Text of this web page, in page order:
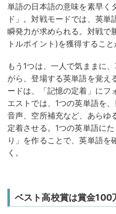
単語の日本語の意味を素早く
ド」。対戦モードでは、英単
瞬発力が求められる。対戦で
トルポイント)を獲得すること
もう1つは、一人で気ままに
がら、登場する英単語を覚え
ードは、「記憶の定着」にフ
エストでは、1つの英単語を
音声、空所補充など、あらゆ
定着させる。1つの英単語に
り」を作ることで、英単語を
く。
ベスト高校賞は賞金100